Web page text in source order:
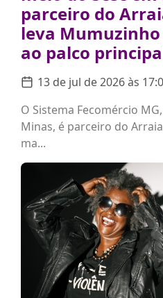
parceiro do
leva Mumuzinho
ao palco
13 de jul de 2026 às
O Sistema Fecomércio
Minas, é parceiro do
ma...